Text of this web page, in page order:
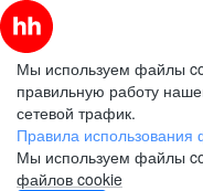
Мы используем файлы
правильную работу
сетевой трафик.
Правила использования
Мы используем файлы
файлов cookie